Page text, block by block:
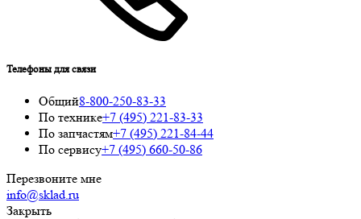
Телефоны для связи
Общий8-800-250-83-33
По технике+7 (495) 221-83-33
По запчастям+7 (495) 221-84-44
По сервису+7 (495) 660-50-86
Перезвоните мне
info@sklad.ru
Закрыть